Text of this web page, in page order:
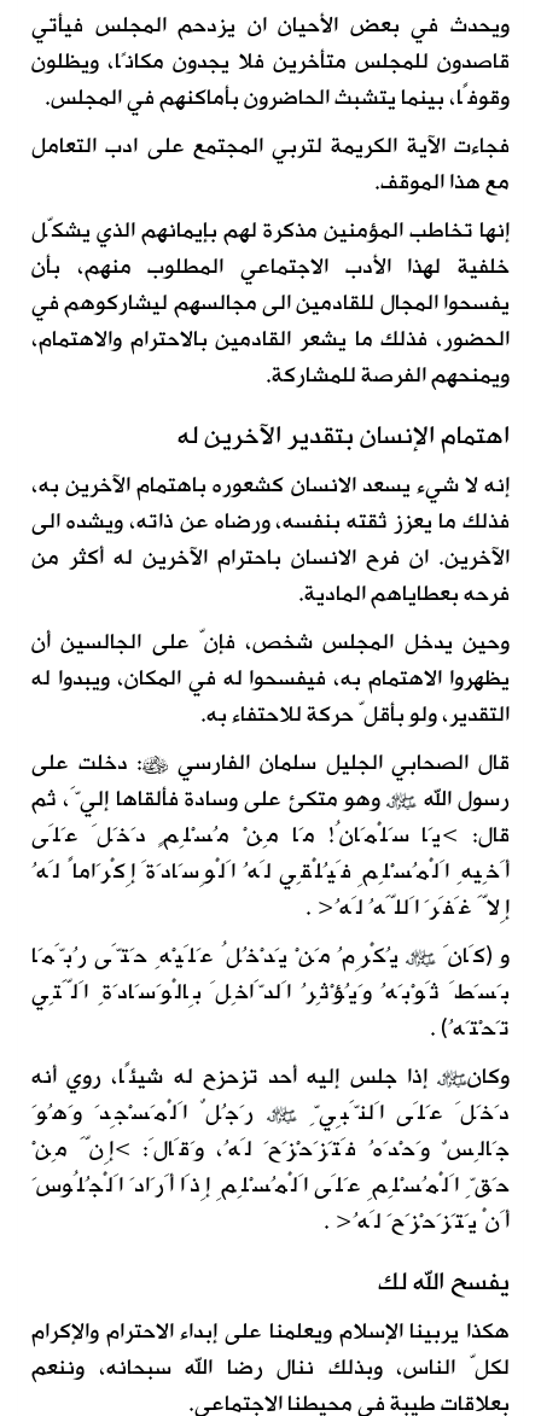
ويحدث في بعض الأحيان ان يزدحم المجلس فيأتي
قاصدون للمجلس متأخرين فلا يجدون مكانًا، ويظلون
وقوفًا، بينما يتشبث الحاضرون بأماكنهم في المجلس.
فجاءت الآية الكريمة لتربي المجتمع على ادب التعامل
مع هذا الموقف.
إنها تخاطب المؤمنين مذكرة لهم بإيمانهم الذي يشكّل
خلفية لهذا الأدب الاجتماعي المطلوب منهم، بأن
يفسحوا المجال للقادمين الى مجالسهم ليشاركوهم في
الحضور، فذلك ما يشعر القادمين بالاحترام والاهتمام،
ويمنحهم الفرصة للمشاركة.
اهتمام الإنسان بتقدير الآخرين له
إنه لا شيء يسعد الانسان كشعوره باهتمام الآخرين به،
فذلك ما يعزز ثقته بنفسه، ورضاه عن ذاته، ويشده الى
الآخرين. ان فرح الانسان باحترام الآخرين له أكثر من
فرحه بعطاياهم المادية.
وحين يدخل المجلس شخص، فإنّ على الجالسين أن
يظهروا الاهتمام به، فيفسحوا له في المكان، ويبدوا له
التقدير، ولو بأقلّ حركة للاحتفاء به.
قال الصحابي الجليل سلمان الفارسي
: دخلت على
رسول الله
وهو متكئ على وسادة فألقاها إليَّ، ثم
قال: >يَا سَلْمَانُ! مَا مِنْ مُسْلِمٍ دَخَلَ عَلَى
أَخِيهِ اَلْمُسْلِمِ فَيُلْقِي لَهُ اَلْوِسَادَةَ إِكْرَاماً لَهُ
إِلاَّ غَفَرَ اَللَّهُ لَهُ< .
و (كَانَ
يُكْرِمُ مَنْ يَدْخُلُ عَلَيْهِ حَتَّى رُبَّمَا
بَسَطَ ثَوْبَهُ وَيُؤْثِرُ اَلدَّاخِلَ بِالْوَسَادَةِ اَلَّتِي
تَحْتَهُ) .
وكان
إذا جلس إليه أحد تزحزح له شيئًا، روي أنه
دَخَلَ عَلَى اَلنَّبِيِّ
رَجُلٌ اَلْمَسْجِدَ وَهُوَ
جَالِسٌ وَحْدَهُ فَتَزَحْزَحَ لَهُ، وَقَالَ: >إِنَّ مِنْ
حَقِّ اَلْمُسْلِمِ عَلَى اَلْمُسْلِمِ إِذَا أَرَادَ اَلْجُلُوسَ
أَنْ يَتَزَحْزَحَ لَهُ< .
يفسح الله لك
هكذا يربينا الإسلام ويعلمنا على إبداء الاحترام والإكرام
لكلّ الناس، وبذلك ننال رضا الله سبحانه، وننعم
بعلاقات طيبة في محيطنا الاجتماعي.